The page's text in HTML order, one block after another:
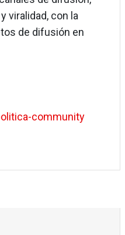
viralidad, con la
de difusión en
community